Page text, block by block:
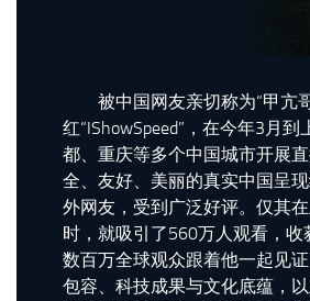
被中国网友亲切称为“甲亢
红“IShowSpeed”，在今年3月
都、重庆等多个中国城市开展
全、友好、美丽的真实中国呈
外网友，受到广泛好评。仅其
时，就吸引了560万人观看，收
数百万全球观众跟着他一起见
包容、科技成果与文化底蕴，